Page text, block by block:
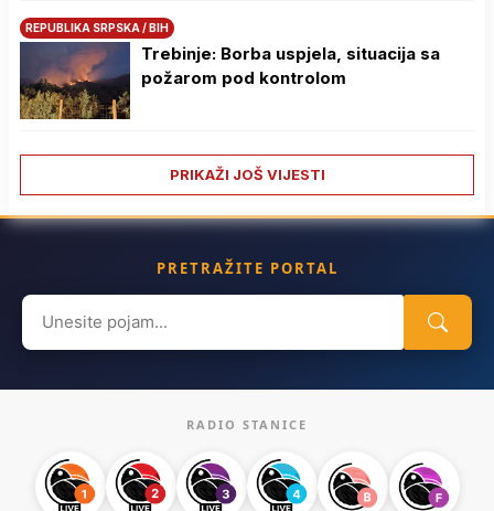
REPUBLIKA SRPSKA / BIH
Trebinje: Borba uspjela, situacija sa
požarom pod kontrolom
PRIKAŽI JOŠ VIJESTI
PRETRAŽITE PORTAL
Search
for:
RADIO STANICE